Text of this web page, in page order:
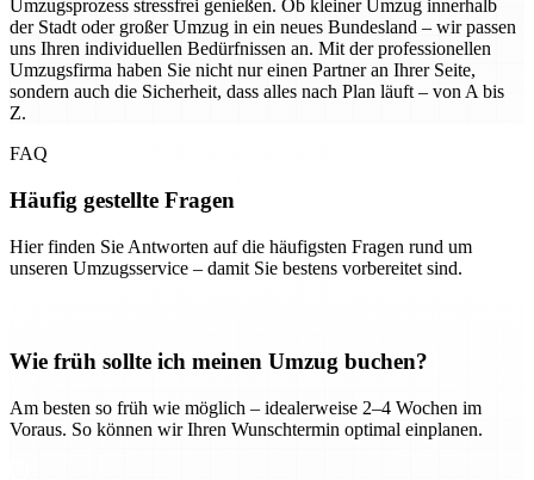
Umzugsprozess stressfrei genießen. Ob kleiner Umzug innerhalb
der Stadt oder großer Umzug in ein neues Bundesland – wir passen
uns Ihren individuellen Bedürfnissen an. Mit der professionellen
Umzugsfirma haben Sie nicht nur einen Partner an Ihrer Seite,
sondern auch die Sicherheit, dass alles nach Plan läuft – von A bis
Z.
FAQ
Häufig gestellte Fragen
Hier finden Sie Antworten auf die häufigsten Fragen rund um
unseren Umzugsservice – damit Sie bestens vorbereitet sind.
Wie früh sollte ich meinen Umzug buchen?
Am besten so früh wie möglich – idealerweise 2–4 Wochen im
Voraus. So können wir Ihren Wunschtermin optimal einplanen.